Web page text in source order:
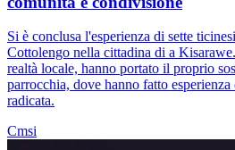
Si è conclusa l'esperienza di sette
Cottolengo nella cittadina di a
realtà locale, hanno portato il proprio
parrocchia, dove hanno fatto
radicata.
Cmsi